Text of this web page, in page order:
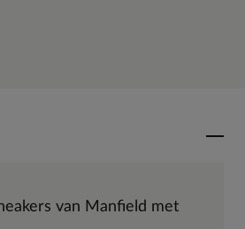
van Manfield met